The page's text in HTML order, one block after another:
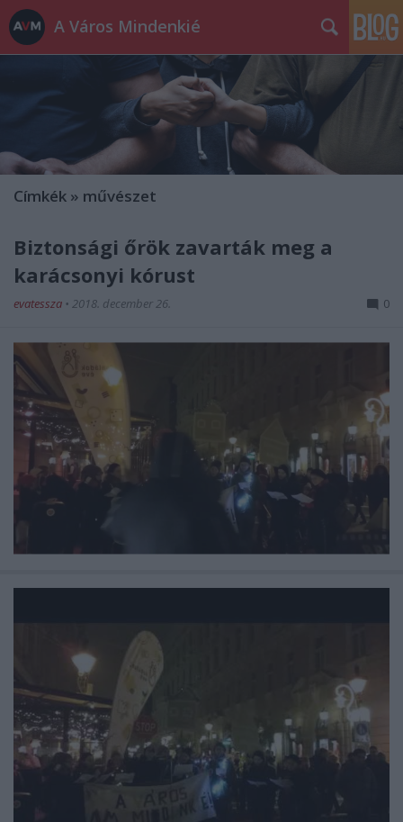
A Város Mindenkié
Címkék » művészet
Biztonsági őrök zavarták meg a
karácsonyi kórust
evatessza • 2018. december 26. 0